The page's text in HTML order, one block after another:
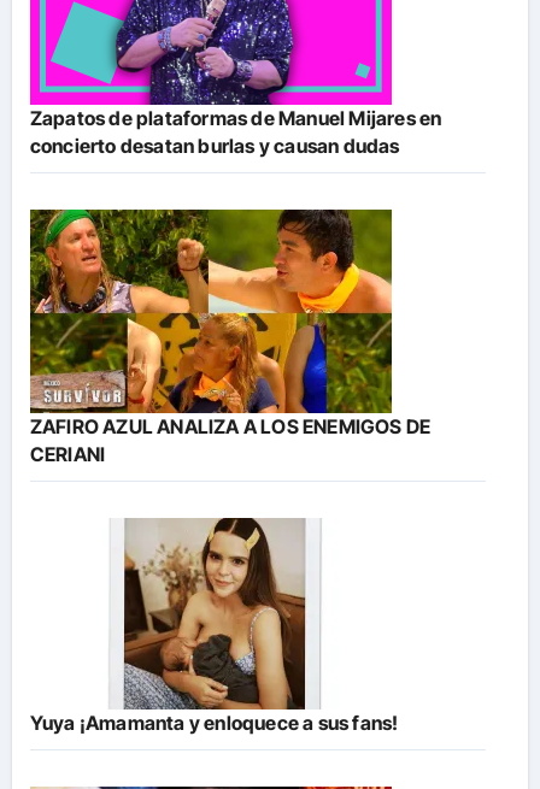
Zapatos de plataformas de Manuel Mijares en
concierto desatan burlas y causan dudas
ZAFIRO AZUL ANALIZA A LOS ENEMIGOS DE
CERIANI
Yuya ¡Amamanta y enloquece a sus fans!